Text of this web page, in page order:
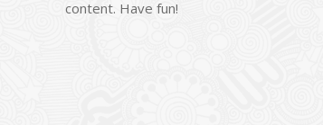
content. Have fun!